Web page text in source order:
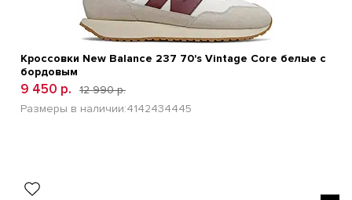
Кроссовки New Balance 237 70's Vintage Core белые с
бордовым
9 450 р.
12 990 р.
Размеры в наличии:4142434445